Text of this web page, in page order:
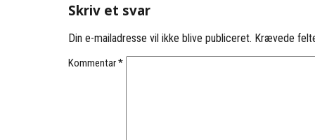
Skriv et svar
Din e-mailadresse vil ikke blive publiceret. Krævede
Kommentar*